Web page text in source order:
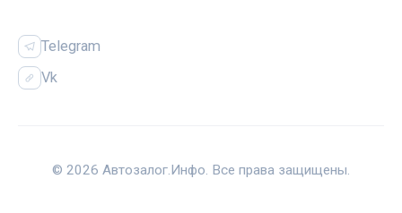
Telegram
Vk
© 2026 Автозалог.Инфо. Все права защищены.